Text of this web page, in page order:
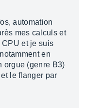
automation
mes calculs et
CPU et je suis
en
orgue (genre B3)
le flanger par